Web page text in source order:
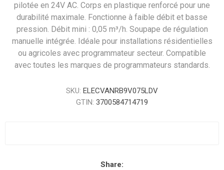
pilotée en 24V AC. Corps en plastique renforcé pour une
durabilité maximale. Fonctionne à faible débit et basse
pression. Débit mini : 0,05 m³/h. Soupape de régulation
manuelle intégrée. Idéale pour installations résidentielles
ou agricoles avec programmateur secteur. Compatible
avec toutes les marques de programmateurs standards.
SKU: ELECVANRB9V075LDV
GTIN: 3700584714719
Share: